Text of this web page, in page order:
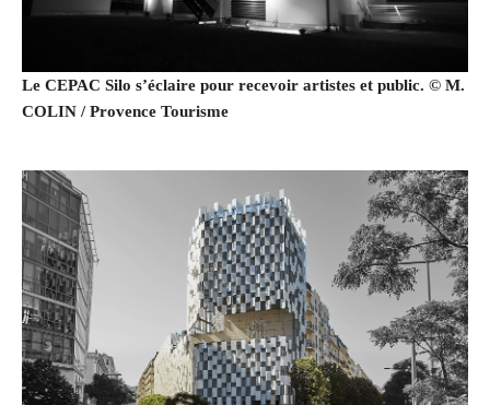
Le CEPAC Silo s’éclaire pour recevoir artistes et public. © M.
COLIN / Provence Tourisme